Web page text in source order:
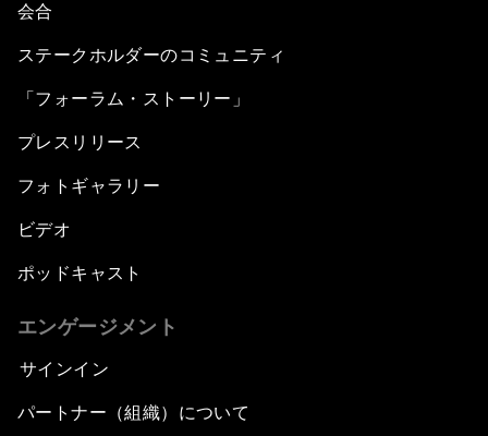
会合
ステークホルダーのコミュニティ
「フォーラム・ストーリー」
プレスリリース
フォトギャラリー
ビデオ
ポッドキャスト
エンゲージメント
サインイン
パートナー（組織）について